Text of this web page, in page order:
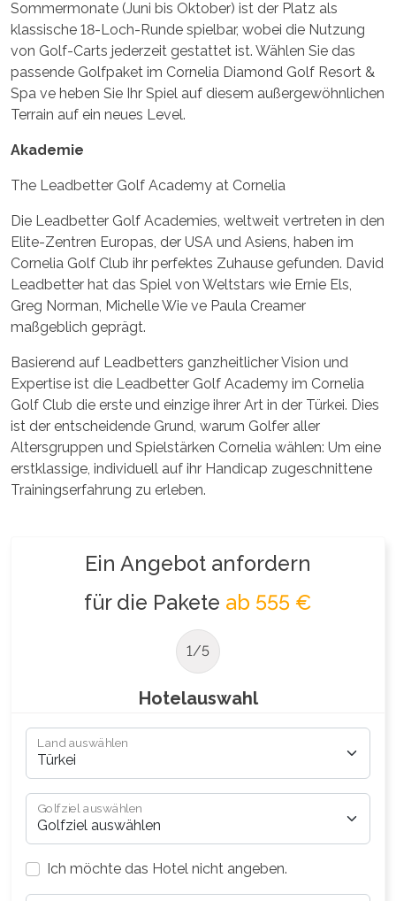
Sommermonate (Juni bis Oktober) ist der Platz als
klassische 18-Loch-Runde spielbar, wobei die Nutzung
von Golf-Carts jederzeit gestattet ist. Wählen Sie das
passende Golfpaket im Cornelia Diamond Golf Resort &
Spa ve heben Sie Ihr Spiel auf diesem außergewöhnlichen
Terrain auf ein neues Level.
Akademie
The Leadbetter Golf Academy at Cornelia
Die Leadbetter Golf Academies, weltweit vertreten in den
Elite-Zentren Europas, der USA und Asiens, haben im
Cornelia Golf Club ihr perfektes Zuhause gefunden. David
Leadbetter hat das Spiel von Weltstars wie Ernie Els,
Greg Norman, Michelle Wie ve Paula Creamer
maßgeblich geprägt.
Basierend auf Leadbetters ganzheitlicher Vision und
Expertise ist die Leadbetter Golf Academy im Cornelia
Golf Club die erste und einzige ihrer Art in der Türkei. Dies
ist der entscheidende Grund, warum Golfer aller
Altersgruppen und Spielstärken Cornelia wählen: Um eine
erstklassige, individuell auf ihr Handicap zugeschnittene
Trainingserfahrung zu erleben.
Ein Angebot anfordern
für die Pakete ab 555 €
1/5
Hotelauswahl
Land auswählen
Golfziel auswählen
Ich möchte das Hotel nicht angeben.